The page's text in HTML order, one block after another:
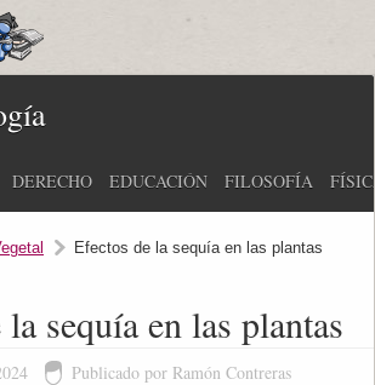
DERECHO EDUCACIÓN FILOSOFÍA
Efectos de la sequía en las plantas
sequía en las plantas
Publicado por Ramón Contreras